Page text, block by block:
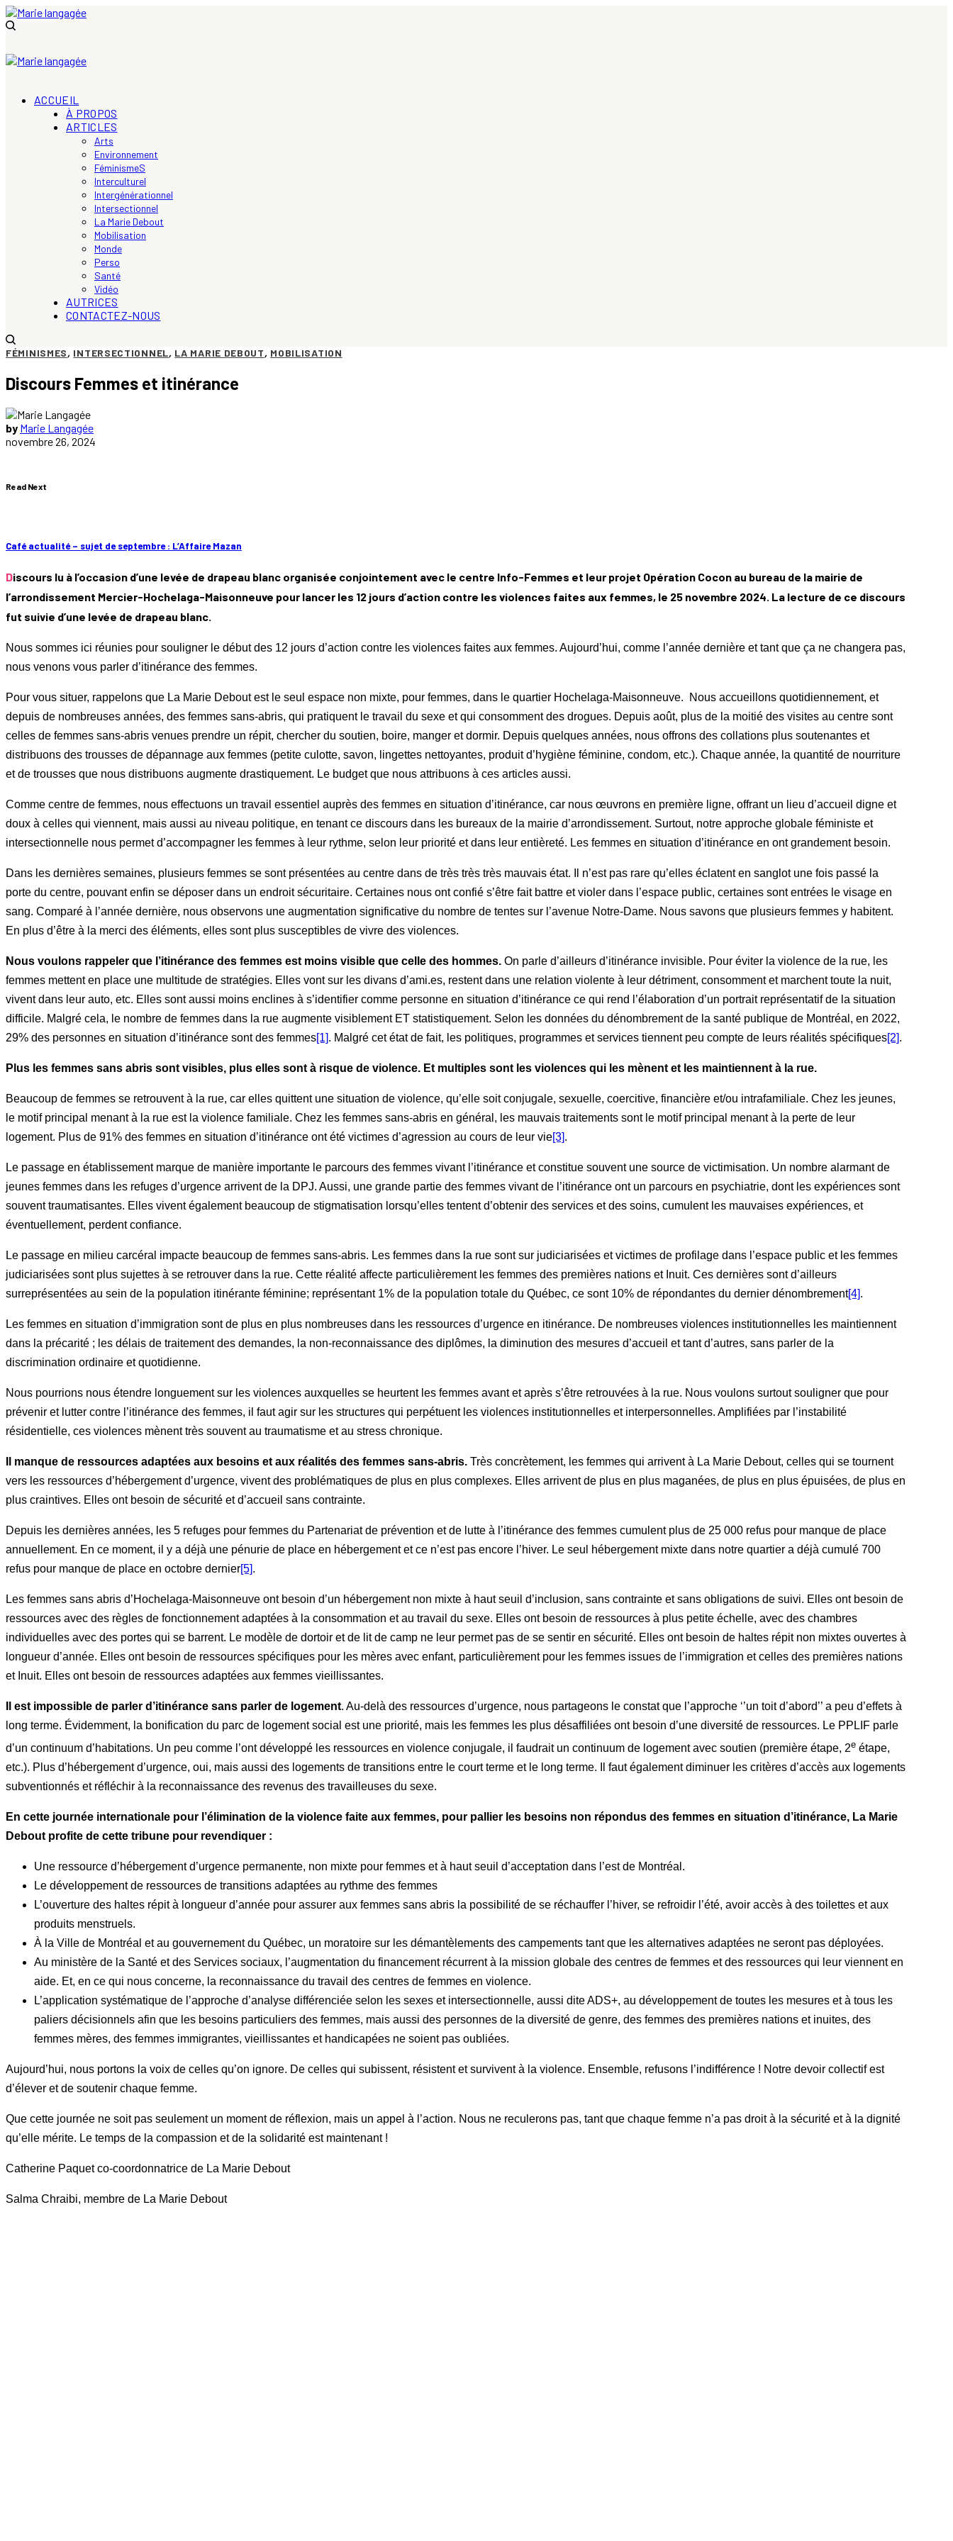
ACCUEIL
À PROPOS
ARTICLES
Arts
Environnement
FéminismeS
Interculturel
Intergénérationnel
Intersectionnel
La Marie Debout
Mobilisation
Monde
Perso
Santé
Vidéo
AUTRICES
CONTACTEZ-NOUS
FÉMINISMES, INTERSECTIONNEL, LA MARIE DEBOUT, MOBILISATION
Discours Femmes et itinérance
by Marie Langagée
novembre 26, 2024
Read Next
Café actualité – sujet de septembre : L’Affaire Mazan
Discours lu à l’occasion d’une levée de drapeau blanc organisée conjointement avec le centre Info-Femmes et leur projet Opération Cocon au bureau de la mairie de
l’arrondissement Mercier-Hochelaga-Maisonneuve pour lancer les 12 jours d’action contre les violences faites aux femmes, le 25 novembre 2024. La lecture de ce discours
fut suivie d’une levée de drapeau blanc.
Nous sommes ici réunies pour souligner le début des 12 jours d’action contre les violences faites aux femmes. Aujourd’hui, comme l’année dernière et tant que ça ne changera pas,
nous venons vous parler d’itinérance des femmes.
Pour vous situer, rappelons que La Marie Debout est le seul espace non mixte, pour femmes, dans le quartier Hochelaga-Maisonneuve. Nous accueillons quotidiennement, et
depuis de nombreuses années, des femmes sans-abris, qui pratiquent le travail du sexe et qui consomment des drogues. Depuis août, plus de la moitié des visites au centre sont
celles de femmes sans-abris venues prendre un répit, chercher du soutien, boire, manger et dormir. Depuis quelques années, nous offrons des collations plus soutenantes et
distribuons des trousses de dépannage aux femmes (petite culotte, savon, lingettes nettoyantes, produit d’hygiène féminine, condom, etc.). Chaque année, la quantité de nourriture
et de trousses que nous distribuons augmente drastiquement. Le budget que nous attribuons à ces articles aussi.
Comme centre de femmes, nous effectuons un travail essentiel auprès des femmes en situation d’itinérance, car nous œuvrons en première ligne, offrant un lieu d’accueil digne et
doux à celles qui viennent, mais aussi au niveau politique, en tenant ce discours dans les bureaux de la mairie d’arrondissement. Surtout, notre approche globale féministe et
intersectionnelle nous permet d’accompagner les femmes à leur rythme, selon leur priorité et dans leur entièreté. Les femmes en situation d’itinérance en ont grandement besoin.
Dans les dernières semaines, plusieurs femmes se sont présentées au centre dans de très très très mauvais état. Il n’est pas rare qu’elles éclatent en sanglot une fois passé la
porte du centre, pouvant enfin se déposer dans un endroit sécuritaire. Certaines nous ont confié s’être fait battre et violer dans l’espace public, certaines sont entrées le visage en
sang. Comparé à l’année dernière, nous observons une augmentation significative du nombre de tentes sur l’avenue Notre-Dame. Nous savons que plusieurs femmes y habitent.
En plus d’être à la merci des éléments, elles sont plus susceptibles de vivre des violences.
Nous voulons rappeler que l’itinérance des femmes est moins visible que celle des hommes. On parle d’ailleurs d’itinérance invisible. Pour éviter la violence de la rue, les
femmes mettent en place une multitude de stratégies. Elles vont sur les divans d’ami.es, restent dans une relation violente à leur détriment, consomment et marchent toute la nuit,
vivent dans leur auto, etc. Elles sont aussi moins enclines à s’identifier comme personne en situation d’itinérance ce qui rend l’élaboration d’un portrait représentatif de la situation
difficile. Malgré cela, le nombre de femmes dans la rue augmente visiblement ET statistiquement. Selon les données du dénombrement de la santé publique de Montréal, en 2022,
29% des personnes en situation d’itinérance sont des femmes[1]. Malgré cet état de fait, les politiques, programmes et services tiennent peu compte de leurs réalités spécifiques[2].
Plus les femmes sans abris sont visibles, plus elles sont à risque de violence. Et multiples sont les violences qui les mènent et les maintiennent à la rue.
Beaucoup de femmes se retrouvent à la rue, car elles quittent une situation de violence, qu’elle soit conjugale, sexuelle, coercitive, financière et/ou intrafamiliale. Chez les jeunes,
le motif principal menant à la rue est la violence familiale. Chez les femmes sans-abris en général, les mauvais traitements sont le motif principal menant à la perte de leur
logement. Plus de 91% des femmes en situation d’itinérance ont été victimes d’agression au cours de leur vie[3].
Le passage en établissement marque de manière importante le parcours des femmes vivant l’itinérance et constitue souvent une source de victimisation. Un nombre alarmant de
jeunes femmes dans les refuges d’urgence arrivent de la DPJ. Aussi, une grande partie des femmes vivant de l’itinérance ont un parcours en psychiatrie, dont les expériences sont
souvent traumatisantes. Elles vivent également beaucoup de stigmatisation lorsqu’elles tentent d’obtenir des services et des soins, cumulent les mauvaises expériences, et
éventuellement, perdent confiance.
Le passage en milieu carcéral impacte beaucoup de femmes sans-abris. Les femmes dans la rue sont sur judiciarisées et victimes de profilage dans l’espace public et les femmes
judiciarisées sont plus sujettes à se retrouver dans la rue. Cette réalité affecte particulièrement les femmes des premières nations et Inuit. Ces dernières sont d’ailleurs
surreprésentées au sein de la population itinérante féminine; représentant 1% de la population totale du Québec, ce sont 10% de répondantes du dernier dénombrement[4].
Les femmes en situation d’immigration sont de plus en plus nombreuses dans les ressources d’urgence en itinérance. De nombreuses violences institutionnelles les maintiennent
dans la précarité ; les délais de traitement des demandes, la non-reconnaissance des diplômes, la diminution des mesures d’accueil et tant d’autres, sans parler de la
discrimination ordinaire et quotidienne.
Nous pourrions nous étendre longuement sur les violences auxquelles se heurtent les femmes avant et après s’être retrouvées à la rue. Nous voulons surtout souligner que pour
prévenir et lutter contre l’itinérance des femmes, il faut agir sur les structures qui perpétuent les violences institutionnelles et interpersonnelles. Amplifiées par l’instabilité
résidentielle, ces violences mènent très souvent au traumatisme et au stress chronique.
Il manque de ressources adaptées aux besoins et aux réalités des femmes sans-abris. Très concrètement, les femmes qui arrivent à La Marie Debout, celles qui se tournent
vers les ressources d’hébergement d’urgence, vivent des problématiques de plus en plus complexes. Elles arrivent de plus en plus maganées, de plus en plus épuisées, de plus en
plus craintives. Elles ont besoin de sécurité et d’accueil sans contrainte.
Depuis les dernières années, les 5 refuges pour femmes du Partenariat de prévention et de lutte à l’itinérance des femmes cumulent plus de 25 000 refus pour manque de place
annuellement. En ce moment, il y a déjà une pénurie de place en hébergement et ce n’est pas encore l’hiver. Le seul hébergement mixte dans notre quartier a déjà cumulé 700
refus pour manque de place en octobre dernier[5].
Les femmes sans abris d’Hochelaga-Maisonneuve ont besoin d’un hébergement non mixte à haut seuil d’inclusion, sans contrainte et sans obligations de suivi. Elles ont besoin de
ressources avec des règles de fonctionnement adaptées à la consommation et au travail du sexe. Elles ont besoin de ressources à plus petite échelle, avec des chambres
individuelles avec des portes qui se barrent. Le modèle de dortoir et de lit de camp ne leur permet pas de se sentir en sécurité. Elles ont besoin de haltes répit non mixtes ouvertes à
longueur d’année. Elles ont besoin de ressources spécifiques pour les mères avec enfant, particulièrement pour les femmes issues de l’immigration et celles des premières nations
et Inuit. Elles ont besoin de ressources adaptées aux femmes vieillissantes.
Il est impossible de parler d’itinérance sans parler de logement. Au-delà des ressources d’urgence, nous partageons le constat que l’approche ‘’un toit d’abord’’ a peu d’effets à
long terme. Évidemment, la bonification du parc de logement social est une priorité, mais les femmes les plus désaffiliées ont besoin d’une diversité de ressources. Le PPLIF parle
d’un continuum d’habitations. Un peu comme l’ont développé les ressources en violence conjugale, il faudrait un continuum de logement avec soutien (première étape, 2e étape,
etc.). Plus d’hébergement d’urgence, oui, mais aussi des logements de transitions entre le court terme et le long terme. Il faut également diminuer les critères d’accès aux logements
subventionnés et réfléchir à la reconnaissance des revenus des travailleuses du sexe.
En cette journée internationale pour l’élimination de la violence faite aux femmes, pour pallier les besoins non répondus des femmes en situation d’itinérance, La Marie
Debout profite de cette tribune pour revendiquer :
Une ressource d’hébergement d’urgence permanente, non mixte pour femmes et à haut seuil d’acceptation dans l’est de Montréal.
Le développement de ressources de transitions adaptées au rythme des femmes
L’ouverture des haltes répit à longueur d’année pour assurer aux femmes sans abris la possibilité de se réchauffer l’hiver, se refroidir l’été, avoir accès à des toilettes et aux
produits menstruels.
À la Ville de Montréal et au gouvernement du Québec, un moratoire sur les démantèlements des campements tant que les alternatives adaptées ne seront pas déployées.
Au ministère de la Santé et des Services sociaux, l’augmentation du financement récurrent à la mission globale des centres de femmes et des ressources qui leur viennent en
aide. Et, en ce qui nous concerne, la reconnaissance du travail des centres de femmes en violence.
L’application systématique de l’approche d’analyse différenciée selon les sexes et intersectionnelle, aussi dite ADS+, au développement de toutes les mesures et à tous les
paliers décisionnels afin que les besoins particuliers des femmes, mais aussi des personnes de la diversité de genre, des femmes des premières nations et inuites, des
femmes mères, des femmes immigrantes, vieillissantes et handicapées ne soient pas oubliées.
Aujourd’hui, nous portons la voix de celles qu’on ignore. De celles qui subissent, résistent et survivent à la violence. Ensemble, refusons l’indifférence ! Notre devoir collectif est
d’élever et de soutenir chaque femme.
Que cette journée ne soit pas seulement un moment de réflexion, mais un appel à l’action. Nous ne reculerons pas, tant que chaque femme n’a pas droit à la sécurité et à la dignité
qu’elle mérite. Le temps de la compassion et de la solidarité est maintenant !
Catherine Paquet co-coordonnatrice de La Marie Debout
Salma Chraibi, membre de La Marie Debout